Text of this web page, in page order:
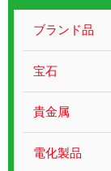
買取の流れ
買取ブログ
貴金属ブランド
遺品整理
ブランド品
宝石
貴金属
電化製品